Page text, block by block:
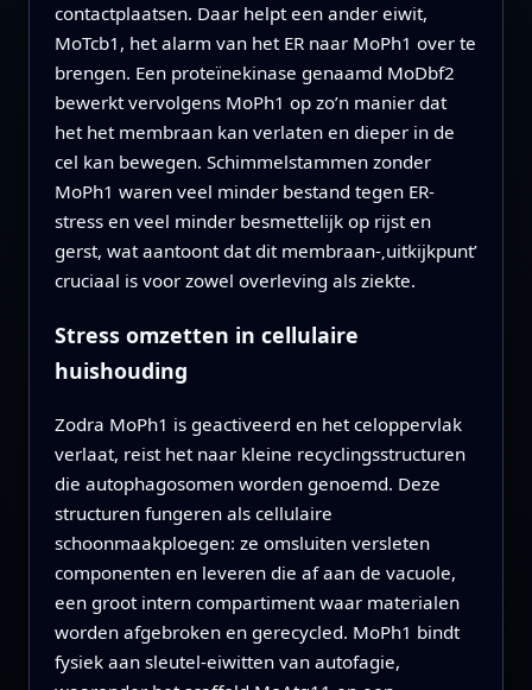
contactplaatsen. Daar helpt een ander eiwit,
MoTcb1, het alarm van het ER naar MoPh1 over te
brengen. Een proteïnekinase genaamd MoDbf2
bewerkt vervolgens MoPh1 op zo’n manier dat
het het membraan kan verlaten en dieper in de
cel kan bewegen. Schimmelstammen zonder
MoPh1 waren veel minder bestand tegen ER-
stress en veel minder besmettelijk op rijst en
gerst, wat aantoont dat dit membraan-‚uitkijkpuntʼ
cruciaal is voor zowel overleving als ziekte.
Stress omzetten in cellulaire
huishouding
Zodra MoPh1 is geactiveerd en het celoppervlak
verlaat, reist het naar kleine recyclingsstructuren
die autophagosomen worden genoemd. Deze
structuren fungeren als cellulaire
schoonmaakploegen: ze omsluiten versleten
componenten en leveren die af aan de vacuole,
een groot intern compartiment waar materialen
worden afgebroken en gerecycled. MoPh1 bindt
fysiek aan sleutel-eiwitten van autofagie,